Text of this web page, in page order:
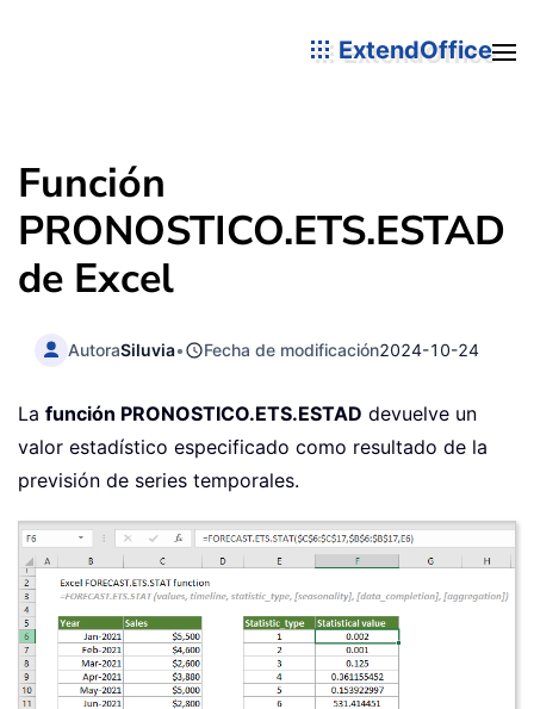
ExtendOffice
Función
PRONOSTICO.ETS.ESTAD
de Excel
AutoraSiluvia• Fecha de modificación2024-10-24
La función PRONOSTICO.ETS.ESTAD devuelve un
valor estadístico especificado como resultado de la
previsión de series temporales.